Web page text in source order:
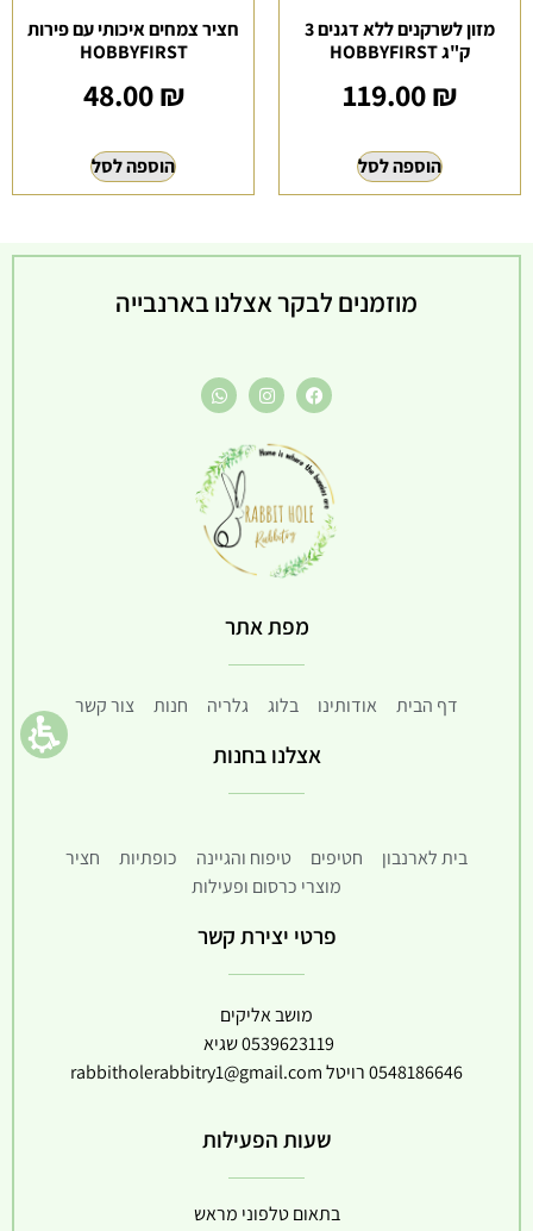
מזון לשרקנים ללא דגנים 3
ק"ג HOBBYFIRST
119.00₪
הוספה לסל
חציר צמחים איכותי עם פירות
HOBBYFIRST
48.00₪
הוספה לסל
מוזמנים לבקר אצלנו בארנבייה
מפת אתר
דף הבית אודותינו בלוג גלריה חנות צור קשר
אצלנו בחנות
בית לארנבון חטיפים טיפוח והגיינה כופתיות
חציר
מוצרי כרסום ופעילות
פרטי יצירת קשר
מושב אליקים
0539623119שגיא
0548186646רויטלrabbitholerabbitry1@gmail.com
שעות הפעילות
בתאום טלפוני מראש